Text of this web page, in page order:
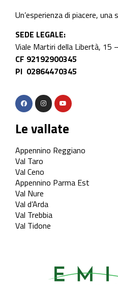
Un’esperienza di piacere, una
SEDE LEGALE:
Viale Martiri della Libertà, 15
CF 92192900345
PI 02864470345
Le vallate
Appennino Reggiano
Val Taro
Val Ceno
Appennino Parma Est
Val Nure
Val d’Arda
Val Trebbia
Val Tidone